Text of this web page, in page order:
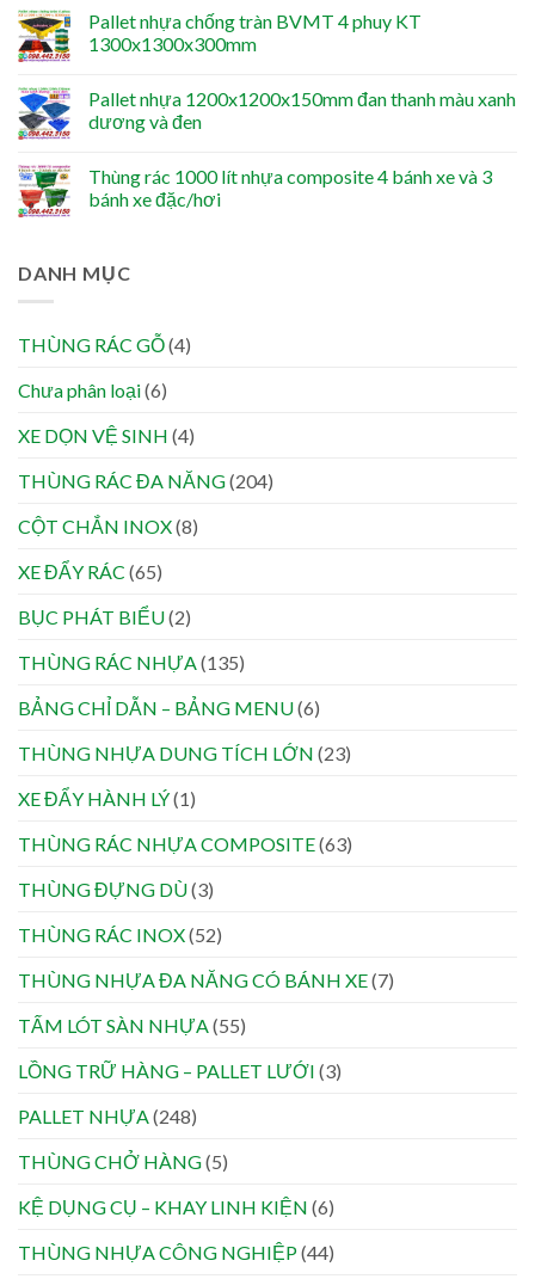
Pallet nhựa chống tràn BVMT 4 phuy KT
1300x1300x300mm
Pallet nhựa 1200x1200x150mm đan thanh màu xanh
dương và đen
Thùng rác 1000 lít nhựa composite 4 bánh xe và 3
bánh xe đặc/hơi
DANH MỤC
THÙNG RÁC GỖ(4)
Chưa phân loại(6)
XE DỌN VỆ SINH (4)
THÙNG RÁC ĐA NĂNG(204)
CỘT CHẮN INOX(8)
XE ĐẨY RÁC (65)
BỤC PHÁT BIỂU(2)
THÙNG RÁC NHỰA(135)
BẢNG CHỈ DẪN – BẢNG MENU(6)
THÙNG NHỰA DUNG TÍCH LỚN (23)
XE ĐẨY HÀNH LÝ(1)
THÙNG RÁC NHỰA COMPOSITE(63)
THÙNG ĐỰNG DÙ(3)
THÙNG RÁC INOX(52)
THÙNG NHỰA ĐA NĂNG CÓ BÁNH XE(7)
TẤM LÓT SÀN NHỰA(55)
LỒNG TRỮ HÀNG – PALLET LƯỚI (3)
PALLET NHỰA(248)
THÙNG CHỞ HÀNG(5)
KỆ DỤNG CỤ – KHAY LINH KIỆN (6)
THÙNG NHỰA CÔNG NGHIỆP(44)